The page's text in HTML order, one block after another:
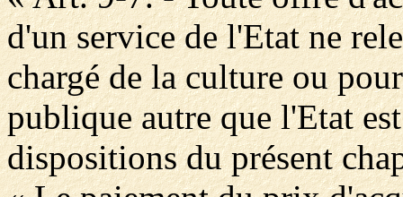
d'un service de l'Etat ne
chargé de la culture ou
publique autre que l'Etat
dispositions du présent